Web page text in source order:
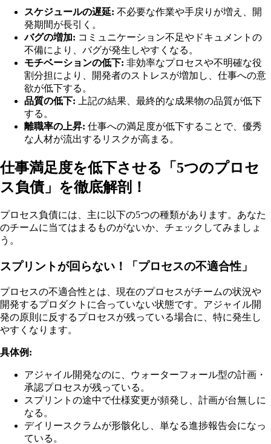
スケジュールの遅延: 不必要な作業や手戻りが増え、開
発期間が長引く。
バグの増加: コミュニケーション不足やドキュメントの
不備により、バグが発生しやすくなる。
モチベーションの低下: 非効率なプロセスや不明確な役
割分担により、開発者のストレスが増加し、仕事への意
欲が低下する。
品質の低下: 上記の結果、最終的な成果物の品質が低下
する。
離職率の上昇: 仕事への満足度が低下することで、優秀
な人材が流出するリスクが高まる。
仕事満足度を低下させる「5つのプロセ
ス負債」を徹底解剖！
プロセス負債には、主に以下の5つの種類があります。あなた
のチームに当てはまるものがないか、チェックしてみましょ
う。
スプリントが回らない！「プロセスの不適合性」
プロセスの不適合性とは、現在のプロセスがチームの状況や
開発するプロダクトに合っていない状態です。アジャイル開
発の原則に反するプロセスが残っている場合に、特に発生し
やすくなります。
具体例:
アジャイル開発なのに、ウォーターフォール型の計画・
承認プロセスが残っている。
スプリントの途中で仕様変更が頻発し、計画が台無しに
なる。
デイリースクラムが形骸化し、単なる進捗報告会になっ
ている。